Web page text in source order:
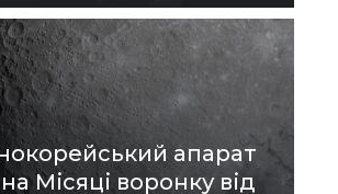
апарат
Місяці воронку від